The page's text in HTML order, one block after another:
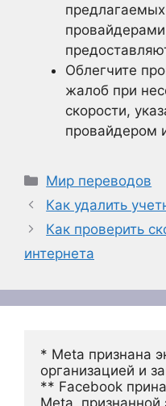
Облегчите
жалоб при
скорости,
провайдером
Рубрики
Мир переводов
Как удалить
Как проверить
интернета
* Meta признана
организацией и
** Facebook
Meta, признанной